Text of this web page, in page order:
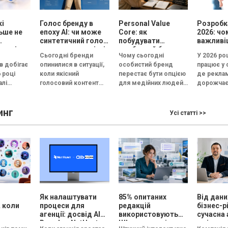
не
добігає
році
Голос бренду в
епоху АІ: чи може
синтетичний голос
передати емоцію і
довіру, або всі
бренди незабаром
звучатимуть
однаково?
Сьогодні бренди
опинилися в ситуації,
коли якісний
голосовий контент
паузи та...
Personal Value
Core: як
побудувати
особистий бренд,
який працює на
вибір, довіру і
статус
Чому сьогодні
особистий бренд
перестає бути опцією
для медійних людей і
довіри та особистого
2026:
У 2026
працює у
де
Усі статті >>
коли
вже не
Як налаштувати
процеси для
агенції: досвід AIR
Brands у NetHunt
85% опитаних
редакцій
використовують
ШІ для текстів, але
Від
бізнес-
сучасна
змінює